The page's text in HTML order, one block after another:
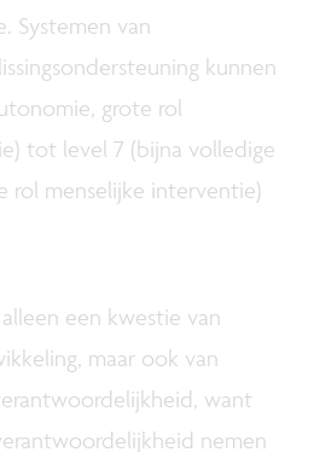
Systemen van
kunnen
grote rol
tot level 7 (bijna volledige
rol menselijke interventie)
een kwestie van
maar ook van
want
nemen